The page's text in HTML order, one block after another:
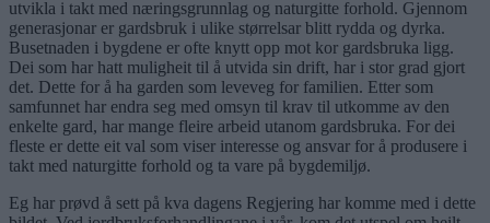
utvikla i takt med næringsgrunnlag og naturgitte forhold. Gjennom
generasjonar er gardsbruk i ulike størrelsar blitt rydda og dyrka.
Busetnaden i bygdene er ofte knytt opp mot kor gardsbruka ligg.
Dei som har hatt muligheit til å utvida sin drift, har i stor grad gjort
det. Dette for å ha garden som leveveg for familien. Etter som
samfunnet har endra seg med omsyn til krav til utkomme av den
enkelte gard, har mange fleire arbeid utanom gardsbruka. For dei
fleste er dette eit val som viser interesse og ansvar for å produsere i
takt med naturgitte forhold og ta vare på bygdemiljø.
Eg har prøvd å sett på kva dagens Regjering har komme med i dette